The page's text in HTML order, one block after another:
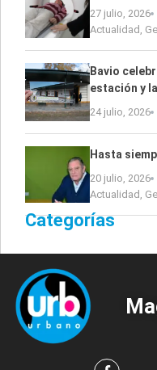
27 julio, 2026
Actualidad
Bavio
estación y
24 julio, 2026
Hasta
20 julio, 2026
Actualidad
Categorías